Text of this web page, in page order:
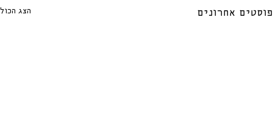
פוסטים אחרונים הצג הכול